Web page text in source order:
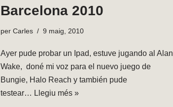
Barcelona 2010
per Carles 9 maig, 2010
Ayer pude probar un Ipad, estuve jugando al Alan
Wake, doné mi voz para el nuevo juego de
Bungie, Halo Reach y también pude
testear… Llegiu més »